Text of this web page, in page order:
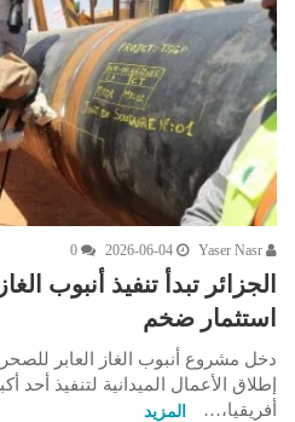
2026-06-04
0
الجزائر تبدأ تنفيذ أنبوب
استثمار ضخم
دخل مشروع أنبوب الغاز العابر
إطلاق الأعمال الميدانية لتنفيذ
أفريقيا،…
المزيد